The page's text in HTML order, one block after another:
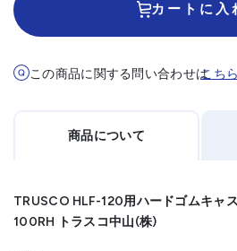
カートに入
この商品に関する問い合わせはこちら
商品について
TRUSCO HLF-120用ハードゴムキャ
100RH トラスコ中山(株)